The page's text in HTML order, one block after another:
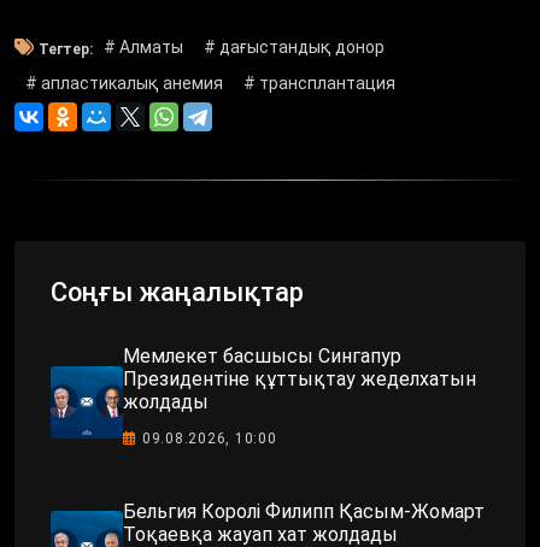
Тегтер: # Алматы
# дағыстандық донор
# апластикалық анемия
# трансплантация
Соңғы жаңалықтар
Мемлекет басшысы Сингапур
Президентіне құттықтау жеделхатын
жолдады
09.08.2026, 10:00
Бельгия Королі Филипп Қасым-Жомарт
Тоқаевқа жауап хат жолдады